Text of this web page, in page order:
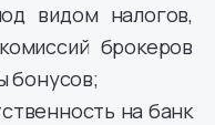
видом налогов,
брокеров
бонусов;
на банк